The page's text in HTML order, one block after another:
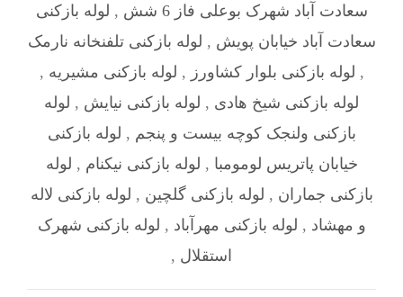
سعادت آباد شهرک بوعلی فاز 6 شش
, لوله بازکنی
سعادت آباد خیابان پویش , لوله بازکنی تلفنخانه نارمک
, لوله بازکنی بلوار کشاورز , لوله بازکنی مشیریه ,
لوله بازکنی شیخ هادی , لوله بازکنی نیایش , لوله
بازکنی ولنجک کوچه بیست و پنجم , لوله بازکنی
خیابان پاتریس لومومبا , لوله بازکنی نیکنام , لوله
بازکنی جماران , لوله بازکنی گلچین , لوله بازکنی لاله
و مهشاد , لوله بازکنی مهرآباد , لوله بازکنی شهرک
استقلال ,